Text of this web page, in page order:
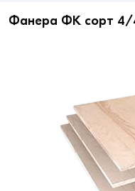
Фанера ФК сорт 4/